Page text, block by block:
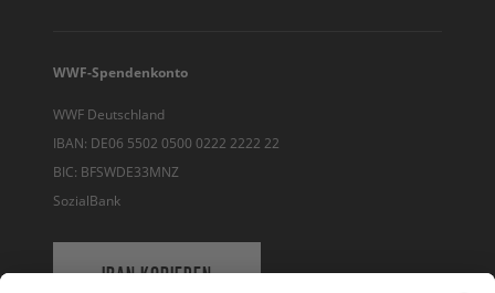
WWF-Spendenkonto
WWF Deutschland
IBAN: DE06 5502 0500 0222 2222 22
BIC: BFSWDE33MNZ
SozialBank
IBAN KOPIEREN